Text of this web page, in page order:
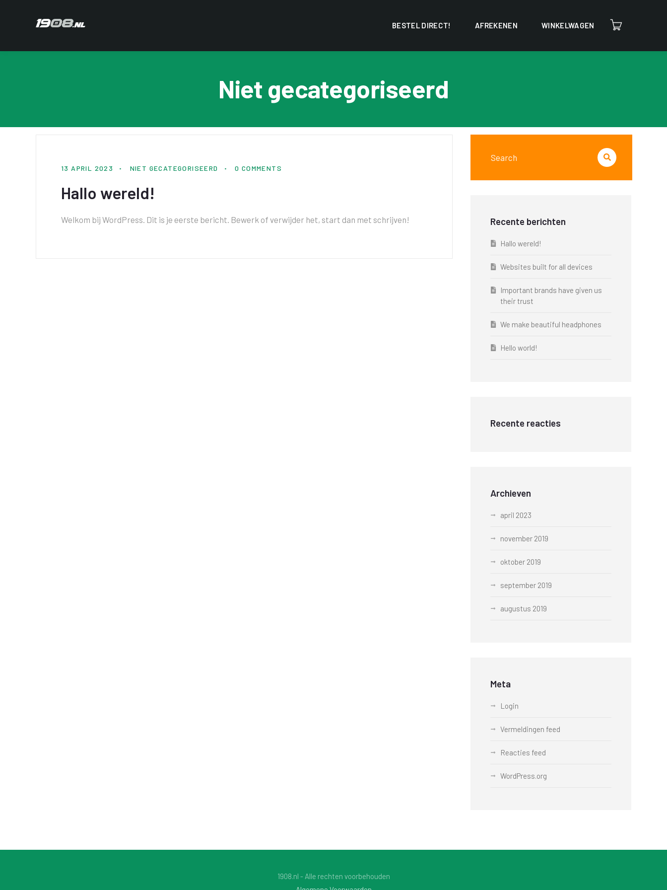
BESTEL DIRECT! AFREKENEN WINKELWAGEN
Niet gecategoriseerd
13 APRIL 2023 NIET GECATEGORISEERD 0 COMMENTS
Hallo wereld!
Welkom bij WordPress. Dit is je eerste bericht. Bewerk of verwijder het, start dan met schrijven! Recente berichten
Hallo wereld!
Websites built for all devices
Important brands have given us
their trust
We make beautiful headphones
Hello world!
Recente reacties
Archieven
april 2023
november 2019
oktober 2019
september 2019
augustus 2019
Meta
Login
Vermeldingen feed
Reacties feed
WordPress.org
1908.nl - Alle rechten voorbehouden